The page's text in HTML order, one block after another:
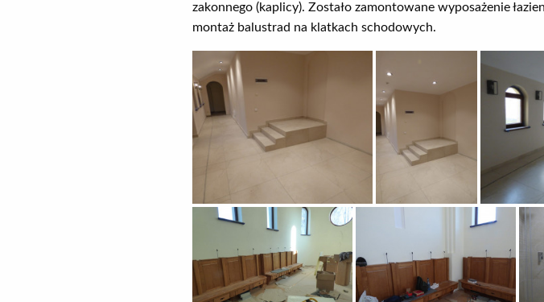
zakonnego (kaplicy). Zostało zamontowane wyposażenie
montaż balustrad na klatkach schodowych.